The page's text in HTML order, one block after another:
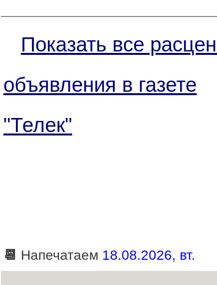
Показать все
объявления в газете
"Телек"
📆 Напечатаем 18.08.2026, вт.